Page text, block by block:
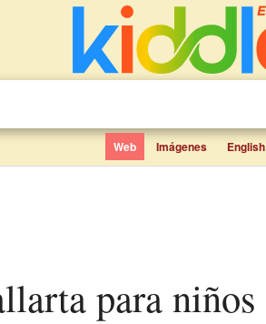
Web Imágenes English
para niños